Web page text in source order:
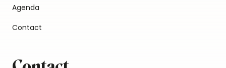
Agenda
Contact